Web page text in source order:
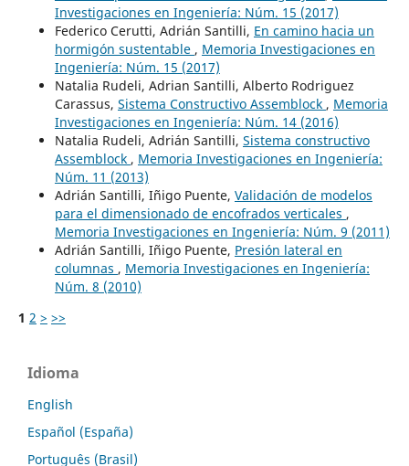
Investigaciones en Ingeniería: Núm. 15 (2017)
Federico Cerutti, Adrián Santilli, En camino hacia un
hormigón sustentable , Memoria Investigaciones en
Ingeniería: Núm. 15 (2017)
Natalia Rudeli, Adrian Santilli, Alberto Rodriguez
Carassus, Sistema Constructivo Assemblock , Memoria
Investigaciones en Ingeniería: Núm. 14 (2016)
Natalia Rudeli, Adrián Santilli, Sistema constructivo
Assemblock , Memoria Investigaciones en Ingeniería:
Núm. 11 (2013)
Adrián Santilli, Iñigo Puente, Validación de modelos
para el dimensionado de encofrados verticales ,
Memoria Investigaciones en Ingeniería: Núm. 9 (2011)
Adrián Santilli, Iñigo Puente, Presión lateral en
columnas , Memoria Investigaciones en Ingeniería:
Núm. 8 (2010)
1 2 > >>
Idioma
English
Español (España)
Português (Brasil)